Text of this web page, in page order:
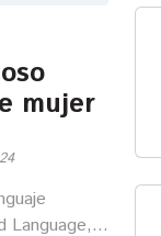
mujer
Language,